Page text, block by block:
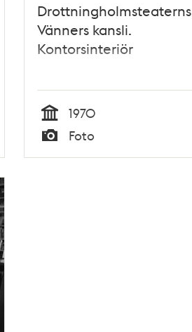
Drottningholmsteaterns
Vänners kansli.
Kontorsinteriör
Tid
1970
Typ
Foto